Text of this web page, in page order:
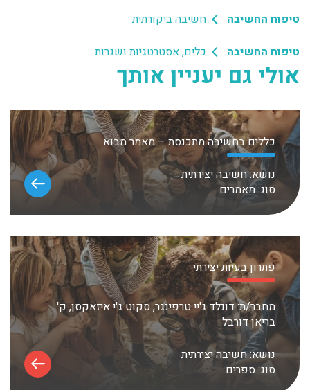
טיפוח החשיבה
חשיבה ביקורתית
טיפוח החשיבה
כלים, אסטרטגיות ושגרות
אולי גם יעניין אותך
כללים בחשיבה מתכנסת – מאמר מבוא
נושא:חשיבה יצירתית
סוג:מאמרים
פתרון בעיות יצירתי
מחבר/ת:דונלד ג'יי טרפינגר, סקוט ג'י איזאקסן, ק'
בריאן דורבל
נושא:חשיבה יצירתית
סוג:ספרים